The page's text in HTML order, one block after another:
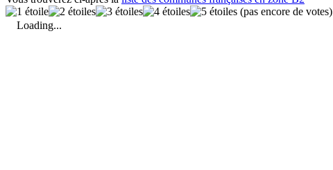
(pas encore de votes)
Loading...